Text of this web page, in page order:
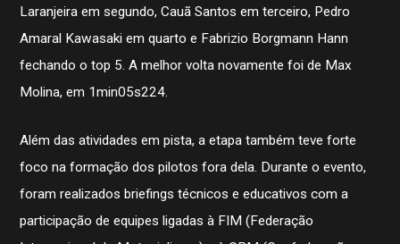
Laranjeira em segundo, Cauã Santos em terceiro, Pedro
Amaral Kawasaki em quarto e Fabrizio Borgmann Hann
fechando o top 5. A melhor volta novamente foi de Max
Molina, em 1min05s224.
Além das atividades em pista, a etapa também teve forte
foco na formação dos pilotos fora dela. Durante o evento,
foram realizados briefings técnicos e educativos com a
participação de equipes ligadas à FIM (Federação